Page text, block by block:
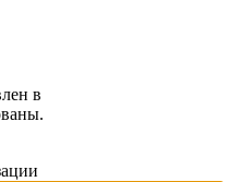
в